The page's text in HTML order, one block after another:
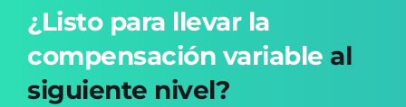
¿Listo para llevar la
compensación variable al
siguiente nivel?